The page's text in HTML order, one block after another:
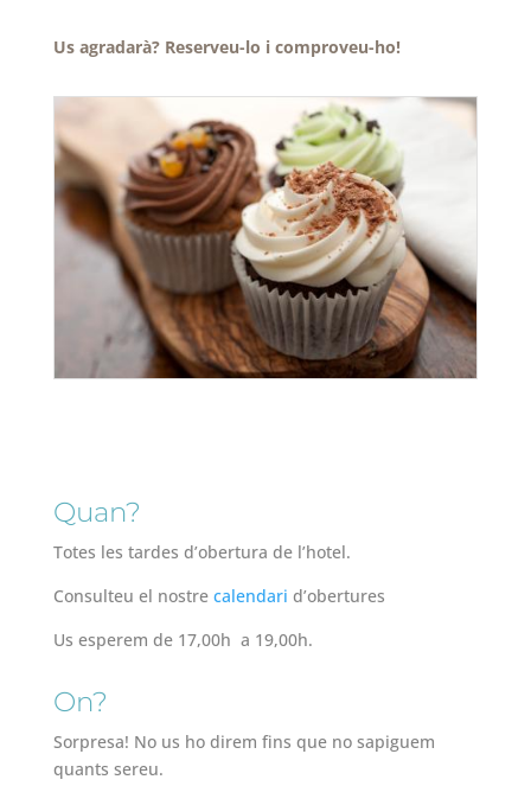
Us agradarà? Reserveu-lo i comproveu-ho!
Quan?
Totes les tardes d’obertura de l’hotel.
Consulteu el nostre calendari d’obertures
Us esperem de 17,00h a 19,00h.
On?
Sorpresa! No us ho direm fins que no sapiguem
quants sereu.